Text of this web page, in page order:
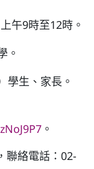
午9時至12時。
。
學生、家長。
。
聯絡電話：02-